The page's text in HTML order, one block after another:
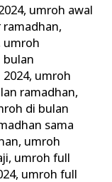
, umroh awal
ramadhan,
umroh
bulan
, umroh
ramadhan,
di bulan
sama
, umroh
, umroh full
, umroh full